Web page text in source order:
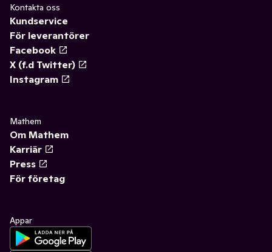
Kontakta oss
Kundservice
För leverantörer
Facebook
X (f.d Twitter)
Instagram
Mathem
Om Mathem
Karriär
Press
För företag
Appar